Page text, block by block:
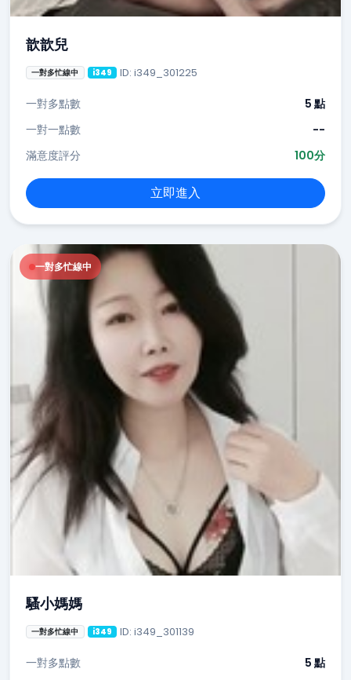
歆歆兒
一對多忙線中 i349 ID: i349_301225
一對多點數
5 點
一對一點數
--
滿意度評分
100分
立即進入
一對多忙線中
騷小媽媽
一對多忙線中 i349 ID: i349_301139
一對多點數 5 點